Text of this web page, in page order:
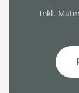
Inkl.